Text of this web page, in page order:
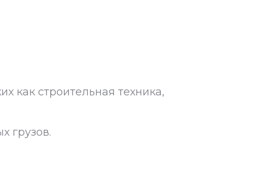
как строительная техника,
грузов.